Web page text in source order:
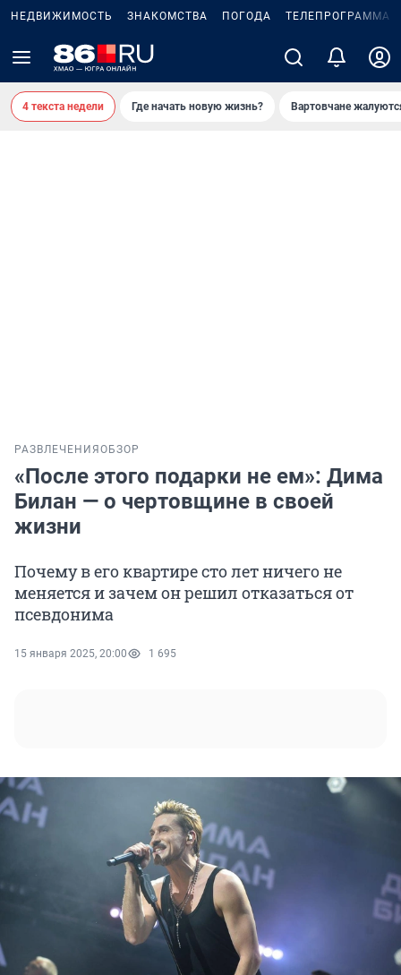
НЕДВИЖИМОСТЬ ЗНАКОМСТВА ПОГОДА ТЕЛЕПРОГРАММА
4 текста недели Где начать новую жизнь? Вартовчане
РАЗВЛЕЧЕНИЯ ОБЗОР
«После этого подарки не ем»: Дима
Билан — о чертовщине в своей
жизни
Почему в его квартире сто лет ничего не
меняется и зачем он решил отказаться от
псевдонима
15 января 2025, 20:00 1 695